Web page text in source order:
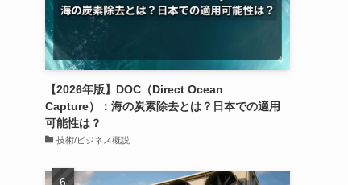
【2026年版】DOC（Direct Ocean
Capture）：海の炭素除去とは？日本での適用
可能性は？
技術/ビジネス概説